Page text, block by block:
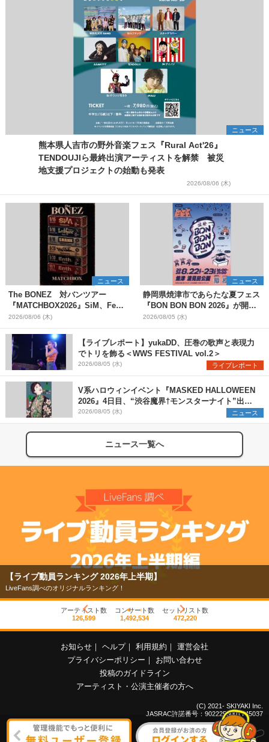
ニュース
熊本県人吉市の野外音楽フェス『Rural Act'26』
TENDOUJIら最終出演アーティストを解禁 被災
地支援プロジェクトの始動も発表
2026/08/06 (木)
ニュース
The BONEZ 対バンツアー
『MATCHBOX2026』SiM、Fear,
and Loathing in Las Vegasら対
バンアーティストを一斉解禁
2026/08/06 (木)
ニュース
静岡県焼津市であらたな夏フェス
『BON BON BON 2026』が開
催 音楽ライブ×盆踊り×DJ×屋台
グルメ×ランタンナイトで彩る2日
間
2026/08/05 (水)
【ライブレポート】yukaDD、圧巻の歌声と表現力
でトリを飾る＜WWS FESTIVAL vol.2＞
2026/08/05 (水) ライブレポート
V系ハロウィンイベント『MASKED HALLOWEEN
2026』4日目、“渋谷魔界†モンスターナイト”出演6
組を発表
2026/08/05 (水) ニュース
ニュース一覧へ
【ライブ動員ランキング 2026年上半期】
LiveFans調べのオリジナルランキング！
アーティスト数
126,599
コンサート数
1,492,534
セットリスト数
472,220
お知らせ ｜ ヘルプ｜ 利用規約 ｜ 運営会社
プライバシーポリシー ｜
お問い合わせ
投稿のガイドライン
アーティスト・公演主催者の方へ
(C) 2021- SKIYAKI Inc.
JASRAC許諾番号：9022255001Y45037